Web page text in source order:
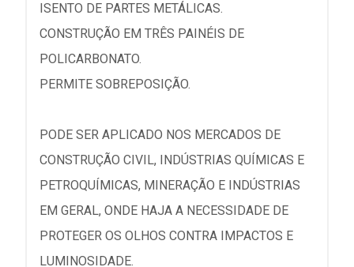
ISENTO DE PARTES METÁLICAS.
CONSTRUÇÃO EM TRÊS PAINÉIS DE
POLICARBONATO.
PERMITE SOBREPOSIÇÃO.
PODE SER APLICADO NOS MERCADOS DE
CONSTRUÇÃO CIVIL, INDÚSTRIAS QUÍMICAS E
PETROQUÍMICAS, MINERAÇÃO E INDÚSTRIAS
EM GERAL, ONDE HAJA A NECESSIDADE DE
PROTEGER OS OLHOS CONTRA IMPACTOS E
LUMINOSIDADE.